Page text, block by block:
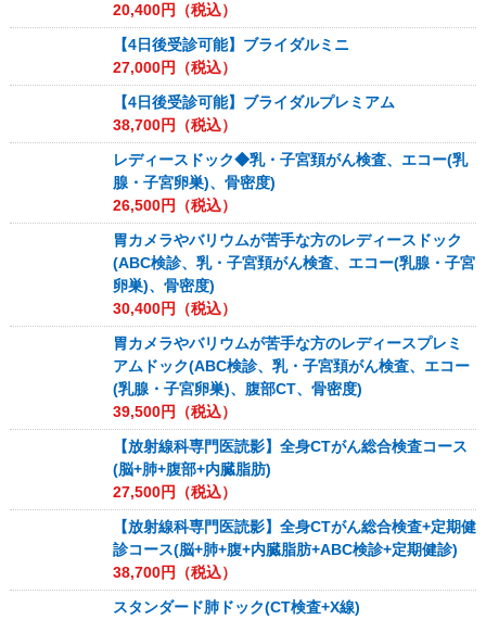
20,400円（税込）
【4日後受診可能】ブライダルミニ
27,000円（税込）
【4日後受診可能】ブライダルプレミアム
38,700円（税込）
レディースドック◆乳・子宮頚がん検査、エコー(乳
腺・子宮卵巣)、骨密度)
26,500円（税込）
胃カメラやバリウムが苦手な方のレディースドック
(ABC検診、乳・子宮頚がん検査、エコー(乳腺・子宮
卵巣)、骨密度)
30,400円（税込）
胃カメラやバリウムが苦手な方のレディースプレミ
アムドック(ABC検診、乳・子宮頚がん検査、エコー
(乳腺・子宮卵巣)、腹部CT、骨密度)
39,500円（税込）
【放射線科専門医読影】全身CTがん総合検査コース
(脳+肺+腹部+内臓脂肪)
27,500円（税込）
【放射線科専門医読影】全身CTがん総合検査+定期健
診コース(脳+肺+腹+内臓脂肪+ABC検診+定期健診)
38,700円（税込）
スタンダード肺ドック(CT検査+X線)